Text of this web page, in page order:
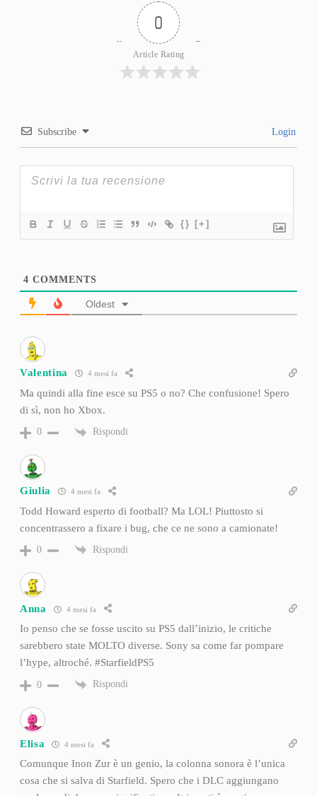
0
Article Rating
Subscribe Login
{} [+]
4 COMMENTS
Oldest
Valentina 4 mesi fa
Ma quindi alla fine esce su PS5 o no? Che confusione! Spero
di sì, non ho Xbox.
0 Rispondi
Giulia 4 mesi fa
Todd Howard esperto di football? Ma LOL! Piuttosto si
concentrassero a fixare i bug, che ce ne sono a camionate!
0 Rispondi
Anna 4 mesi fa
Io penso che se fosse uscito su PS5 dall’inizio, le critiche
sarebbero state MOLTO diverse. Sony sa come far pompare
l’hype, altroché. #StarfieldPS5
0 Rispondi
Elisa 4 mesi fa
Comunque Inon Zur è un genio, la colonna sonora è l’unica
cosa che si salva di Starfield. Spero che i DLC aggiungano